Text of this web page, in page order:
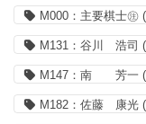
M000：主要棋士㊟
M131：谷川 浩司
M147：南 芳一
M182：佐藤 康光